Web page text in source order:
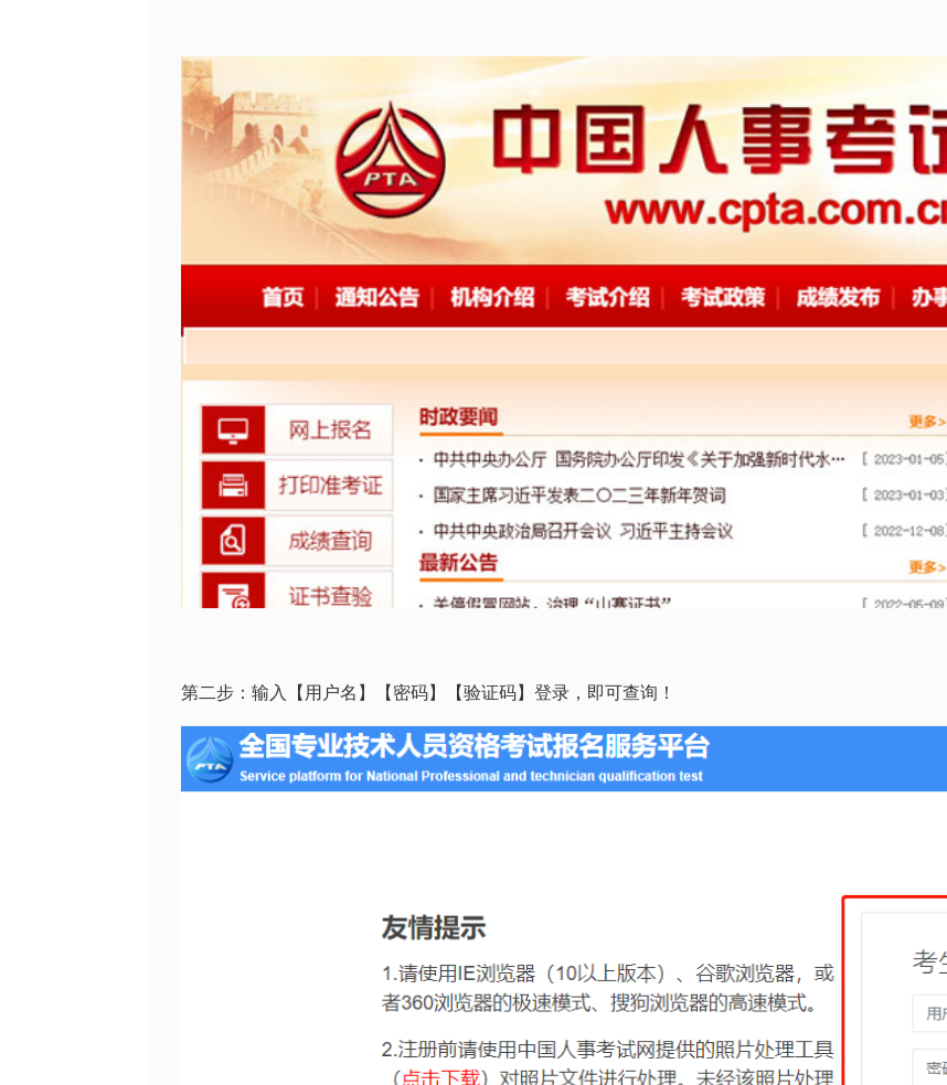
第二步：输入【用户名】【密码】【验证码】登录，即可查询！